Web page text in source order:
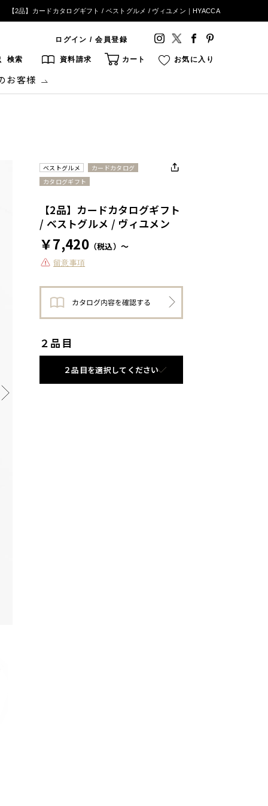
【2品】カードカタログギフト / ベストグルメ / ヴィユメン｜HYACCA
ログイン / 会員登録
検索 資料請求 カート お気に入り
お客様
ベストグルメ
カードカタログ
カタログギフト
【2品】カードカタログギフト
/ ベストグルメ / ヴィユメン
￥7,420（税込）～
留意事項
２品目
２品目を選択してください